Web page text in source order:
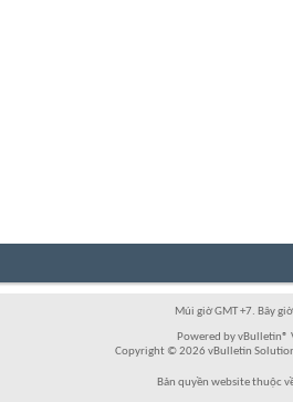
Múi giờ GMT +7. Bây
Powered by vBulletin®
Copyright © 2026 vBulletin
Bản quyền website thuộc